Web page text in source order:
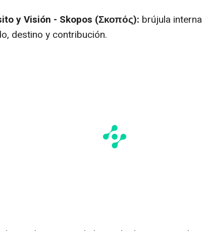
y Visión - Skopos (Σκοπός): brújula
destino y contribución.